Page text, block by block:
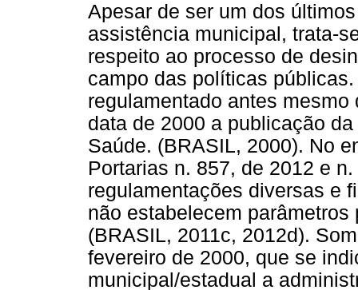
Apesar de ser um dos
assistência municipal, trata-
respeito ao processo de
campo das políticas
regulamentado antes
data de 2000 a publicação
Saúde. (BRASIL, 2000). No
Portarias n. 857, de 2012 e
regulamentações diversas e
não estabelecem
(BRASIL, 2011c, 2012d).
fevereiro de 2000, que se
municipal/estadual a